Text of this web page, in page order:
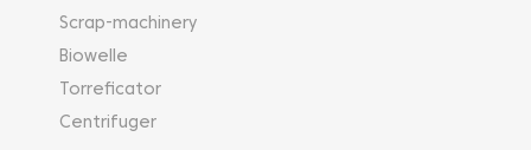
Scrap-machinery
Biowelle
Torreficator
Centrifuger